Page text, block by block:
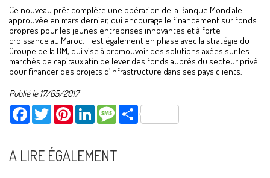
Ce nouveau prêt complète une opération de la Banque Mondiale
approuvée en mars dernier, qui encourage le financement sur fonds
propres pour les jeunes entreprises innovantes et à forte
croissance au Maroc. Il est également en phase avec la stratégie du
Groupe de la BM, qui vise à promouvoir des solutions axées sur les
marchés de capitaux afin de lever des fonds auprès du secteur privé
pour financer des projets d’infrastructure dans ses pays clients.
Publié le 17/05/2017
FacebookTwitter PinterestLinkedInMessage Share
A LIRE ÉGALEMENT